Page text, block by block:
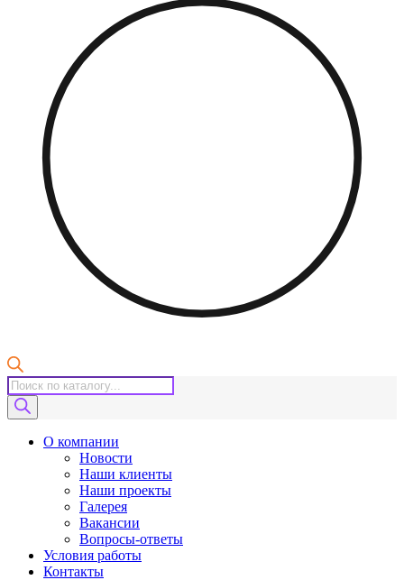
Поиск
товаров
О компании
Новости
Наши клиенты
Наши проекты
Галерея
Вакансии
Вопросы-ответы
Условия работы
Контакты